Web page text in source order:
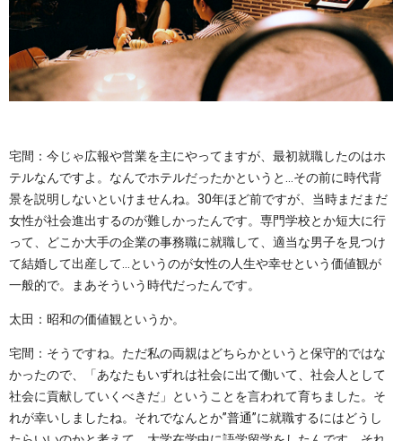
宅間：今じゃ広報や営業を主にやってますが、最初就職したのはホ
テルなんですよ。なんでホテルだったかというと…その前に時代背
景を説明しないといけませんね。30年ほど前ですが、当時まだまだ
女性が社会進出するのが難しかったんです。専門学校とか短大に行
って、どこか大手の企業の事務職に就職して、適当な男子を見つけ
て結婚して出産して…というのが女性の人生や幸せという価値観が
一般的で。まあそういう時代だったんです。
太田：昭和の価値観というか。
宅間：そうですね。ただ私の両親はどちらかというと保守的ではな
かったので、「あなたもいずれは社会に出て働いて、社会人として
社会に貢献していくべきだ」ということを言われて育ちました。そ
れが幸いしましたね。それでなんとか”普通”に就職するにはどうし